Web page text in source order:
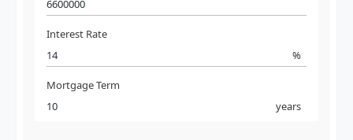
Interest Rate
%
Mortgage Term
years